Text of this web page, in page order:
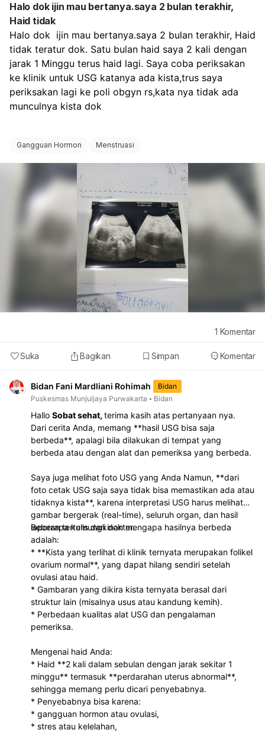
Halo dok ijin mau bertanya.saya 2 bulan terakhir,
Haid tidak
Halo dok  ijin mau bertanya.saya 2 bulan terakhir, Haid
tidak teratur dok. Satu bulan haid saya 2 kali dengan
jarak 1 Minggu terus haid lagi. Saya coba periksakan
ke klinik untuk USG katanya ada kista,trus saya
periksakan lagi ke poli obgyn rs,kata nya tidak ada
munculnya kista dok
Gangguan Hormon Menstruasi
Suka Bagikan Simpan Komentar
1 Komentar
Bidan Fani Mardliani Rohimah
Bidan
Puskesmas Munjuljaya Purwakarta
Bidan
Hallo Sobat sehat, terima kasih atas pertanyaan nya.
Dari cerita Anda, memang **hasil USG bisa saja
berbeda**, apalagi bila dilakukan di tempat yang
berbeda atau dengan alat dan pemeriksa yang berbeda.
Saya juga melihat foto USG yang Anda Namun, **dari
foto cetak USG saja saya tidak bisa memastikan ada atau
tidaknya kista**, karena interpretasi USG harus melihat
gambar bergerak (real-time), seluruh organ, dan hasil
laporan tertulis dari dokter.
Beberapa kemungkinan mengapa hasilnya berbeda
adalah:
* **Kista yang terlihat di klinik ternyata merupakan folikel
ovarium normal**, yang dapat hilang sendiri setelah
ovulasi atau haid.
* Gambaran yang dikira kista ternyata berasal dari
struktur lain (misalnya usus atau kandung kemih).
* Perbedaan kualitas alat USG dan pengalaman
pemeriksa.
Mengenai haid Anda:
* Haid **2 kali dalam sebulan dengan jarak sekitar 1
minggu** termasuk **perdarahan uterus abnormal**,
sehingga memang perlu dicari penyebabnya.
* Penyebabnya bisa karena:
* gangguan hormon atau ovulasi,
* stres atau kelelahan,